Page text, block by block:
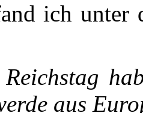
ich unter
aus